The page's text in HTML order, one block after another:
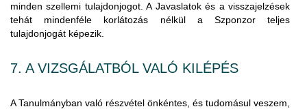
minden szellemi tulajdonjogot. A Javaslatok és a visszajelzések
tehát mindenféle korlátozás nélkül a Szponzor teljes
tulajdonjogát képezik.
7. A VIZSGÁLATBÓL VALÓ KILÉPÉS
A Tanulmányban való részvétel önkéntes, és tudomásul veszem,